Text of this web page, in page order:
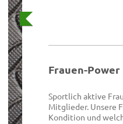
Frauen-Power
Sportlich aktive
Mitglieder. Unsere
Kondition und